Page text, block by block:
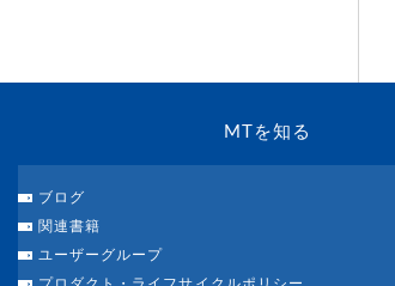
MTを知る
ブログ
関連書籍
ユーザーグループ